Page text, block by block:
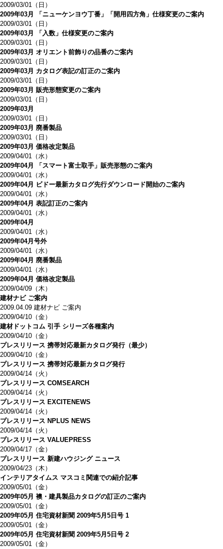
2009/03/01（日）
2009年03月 「ニューケンヨウ丁番」「開用四方角」仕様変更のご案内
2009/03/01（日）
2009年03月 「入数」仕様変更のご案内
2009/03/01（日）
2009年03月 オリエント前飾りの品番のご案内
2009/03/01（日）
2009年03月 カタログ表記の訂正のご案内
2009/03/01（日）
2009年03月 販売形態変更のご案内
2009/03/01（日）
2009年03月
2009/03/01（日）
2009年03月 廃番製品
2009/03/01（日）
2009年03月 価格改定製品
2009/04/01（水）
2009年04月 「スマート富士取手」販売形態のご案内
2009/04/01（水）
2009年04月 ビドー最新カタログ先行ダウンロード開始のご案内
2009/04/01（水）
2009年04月 表記訂正のご案内
2009/04/01（水）
2009年04月
2009/04/01（水）
2009年04月号外
2009/04/01（水）
2009年04月 廃番製品
2009/04/01（水）
2009年04月 価格改定製品
2009/04/09（木）
建材ナビ ご案内
2009.04.09 建材ナビ ご案内
2009/04/10（金）
建材ドットコム 引手 シリーズ各種案内
2009/04/10（金）
プレスリリース 携帯対応最新カタログ発行（最少）
2009/04/10（金）
プレスリリース 携帯対応最新カタログ発行
2009/04/14（火）
プレスリリース COMSEARCH
2009/04/14（火）
プレスリリース EXCITENEWS
2009/04/14（火）
プレスリリース NPLUS NEWS
2009/04/14（火）
プレスリリース VALUEPRESS
2009/04/17（金）
プレスリリース 新建ハウジング ニュース
2009/04/23（木）
インテリアタイムス マスコミ関連での紹介記事
2009/05/01（金）
2009年05月 襖・建具製品カタログの訂正のご案内
2009/05/01（金）
2009年05月 住宅資材新聞 2009年5月5日号 1
2009/05/01（金）
2009年05月 住宅資材新聞 2009年5月5日号 2
2009/05/01（金）